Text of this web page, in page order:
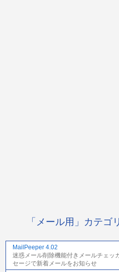
「メール用」カテゴ
MailPeeper 4.02
迷惑メール削除機能付きメールチェッ
セージで新着メールをお知らせ